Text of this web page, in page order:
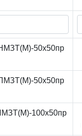
50x50пр
50x50пр
100x50пр